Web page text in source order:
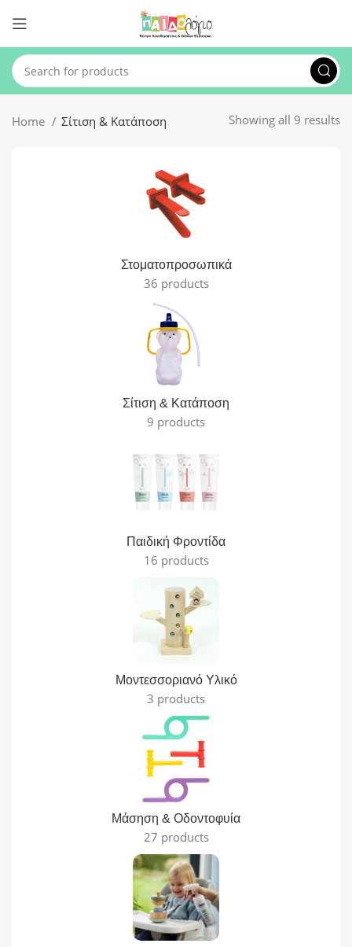
Home Σίτιση & Κατάποση Showing all 9 results
Στοματοπροσωπικά
36 products
Σίτιση & Κατάποση
9 products
Παιδική Φροντίδα
16 products
Μοντεσσοριανό Υλικό
3 products
Μάσηση & Οδοντοφυία
27 products